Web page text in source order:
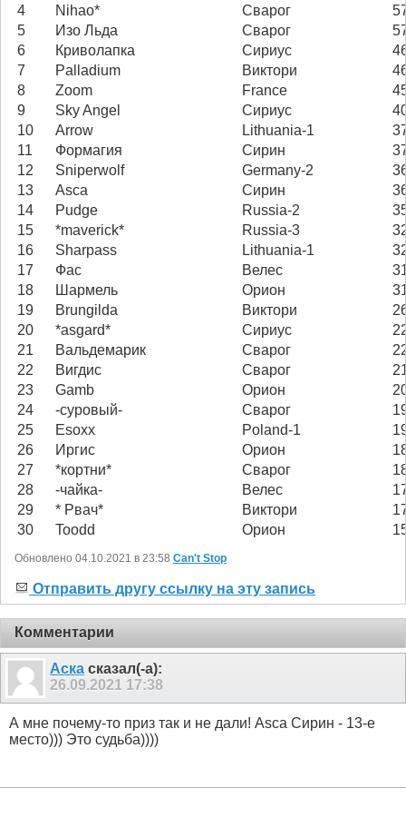
4
Nihao* Сварог
5
Изо Льда Сварог
6
Криволапка Сириус
7
Palladium Виктори
8
Zoom France
9
Sky Angel Сириус
10
Arrow Lithuania-1
11
Формагия Сирин
12
Sniperwolf Germany-2
13
Asca Сирин
14
Pudge Russia-2
15
*maverick* Russia-3
16
Sharpass Lithuania-1
17
Фас Велес
18
Шармель Орион
19
Brungilda Виктори
20
*asgard* Сириус
21
Вальдемарик Сварог
22
Вигдис Сварог
23
Gamb Орион
24
-суровый- Сварог
25
Esoxx Poland-1
26
Иргис Орион
27
*кортни* Сварог
28
-чайка- Велес
29
* Рвач* Виктори
30
Toodd Орион
Обновлено 04.10.2021 в 23:58 Can't Stop
Отправить другу ссылку на эту запись
Комментарии
Аска сказал(-а):
26.09.2021 17:38
А мне почему-то приз так и не дали! Asca Сирин - 13-е
место))) Это судьба))))